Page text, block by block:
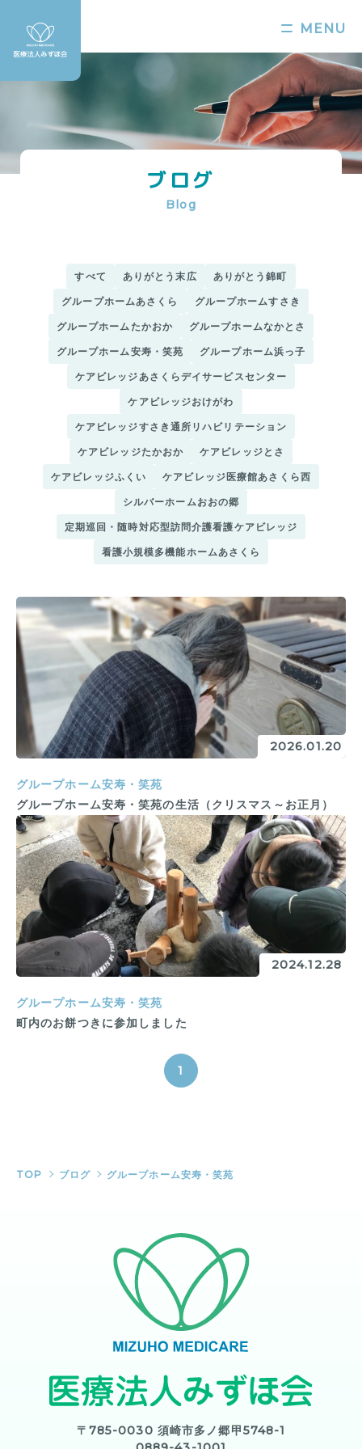
MENU
ブログ
Blog
すべて ありがとう末広 ありがとう錦町
グループホームあさくら グループホームすさき
グループホームたかおか グループホームなかとさ
グループホーム安寿・笑苑 グループホーム浜っ子
ケアビレッジあさくらデイサービスセンター
ケアビレッジおけがわ
ケアビレッジすさき通所リハビリテーション
ケアビレッジたかおか ケアビレッジとさ
ケアビレッジふくい ケアビレッジ医療館あさくら西
シルバーホームおおの郷
定期巡回・随時対応型訪問介護看護ケアビレッジ
看護小規模多機能ホームあさくら
2026.01.20
グループホーム安寿・笑苑
グループホーム安寿・笑苑の生活（クリスマス～お正月）
2024.12.28
グループホーム安寿・笑苑
町内のお餅つきに参加しました
1
TOP ブログ グループホーム安寿・笑苑
〒785-0030 須崎市多ノ郷甲5748-1